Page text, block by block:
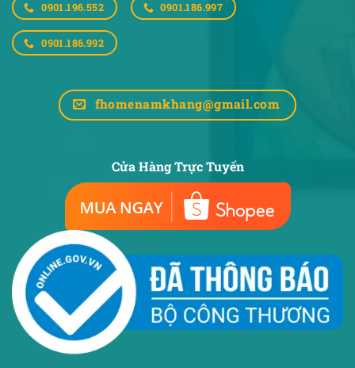
0901.196.552 0901.186.997
0901.186.992
fhomenamkhang@gmail.com
Cửa Hàng Trực Tuyến